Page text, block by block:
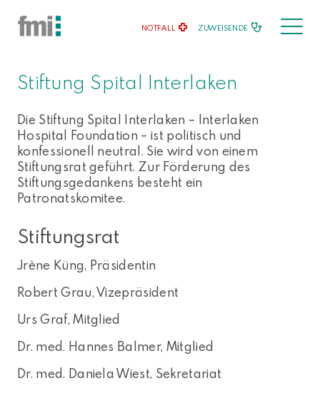
NOTFALL ZUWEISENDE
Stiftung Spital Interlaken
Die Stiftung Spital Interlaken – Interlaken
Hospital Foundation – ist politisch und
konfessionell neutral. Sie wird von einem
Stiftungsrat geführt. Zur Förderung des
Stiftungsgedankens besteht ein
Patronatskomitee.
Stiftungsrat
Jrène Küng, Präsidentin
Robert Grau, Vizepräsident
Urs Graf, Mitglied
Dr. med. Hannes Balmer, Mitglied
Dr. med. Daniela Wiest, Sekretariat